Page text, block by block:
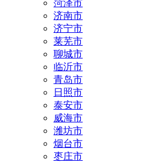
菏泽市
济南市
济宁市
莱芜市
聊城市
临沂市
青岛市
日照市
泰安市
威海市
潍坊市
烟台市
枣庄市